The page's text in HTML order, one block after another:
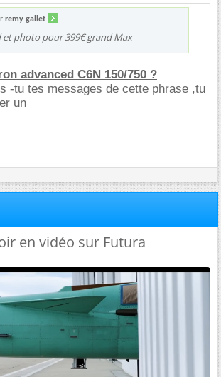
remy gallet
et photo pour 399€ grand Max
advanced C6N 150/750 ?
-tu tes messages de cette phrase ,tu
un
en vidéo sur Futura